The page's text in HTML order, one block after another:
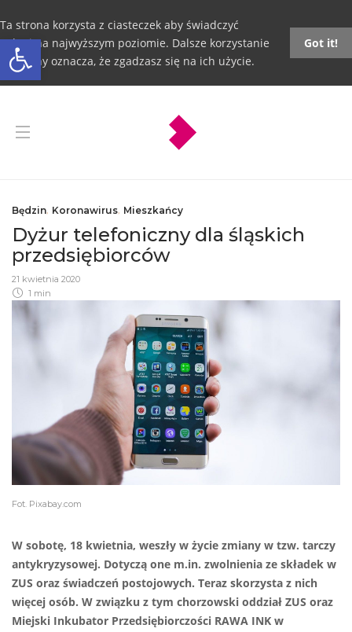
Otwórz pasek narzędzi
Ta strona korzysta z ciasteczek aby świadczyć
usługi na najwyższym poziomie. Dalsze korzystanie
ze strony oznacza, że zgadzasz się na ich użycie.
Got it!
Będzin, Koronawirus, Mieszkańcy
Dyżur telefoniczny dla śląskich
przedsiębiorców
21 kwietnia 2020
1 min
Fot. Pixabay.com
W sobotę, 18 kwietnia, weszły w życie zmiany w tzw. tarczy
antykryzysowej. Dotyczą one m.in. zwolnienia ze składek w
ZUS oraz świadczeń postojowych. Teraz skorzysta z nich
więcej osób. W związku z tym chorzowski oddział ZUS oraz
Miejski Inkubator Przedsiębiorczości RAWA INK w